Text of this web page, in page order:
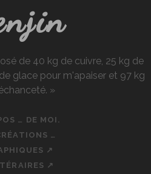
de 40 kg de cuivre, 25 kg de
glace pour m'apaiser et 97 kg
»
… DE MOI.
…
↗
↗